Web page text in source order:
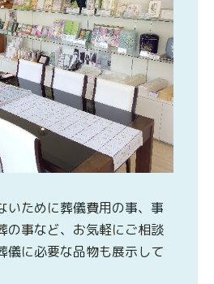
いために葬儀費用の事、事
の事など、お気軽にご相談
儀に必要な品物も展示して